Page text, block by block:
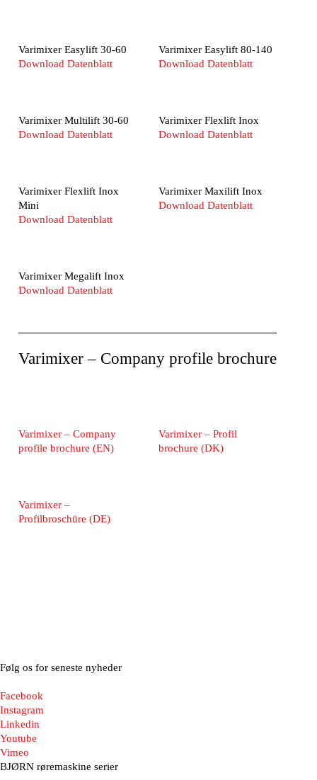
Varimixer Easylift 30-60
Download Datenblatt
Varimixer Easylift 80-140
Download Datenblatt
Varimixer Multilift 30-60
Download Datenblatt
Varimixer Flexlift Inox
Download Datenblatt
Varimixer Flexlift Inox
Mini
Download Datenblatt
Varimixer Maxilift Inox
Download Datenblatt
Varimixer Megalift Inox
Download Datenblatt
Varimixer – Company profile brochure
Varimixer – Company
profile brochure (EN)
Varimixer – Profil
brochure (DK)
Varimixer –
Profilbroschüre (DE)
Følg os for seneste nyheder
Facebook
Instagram
Linkedin
Youtube
Vimeo
BJØRN røremaskine serier